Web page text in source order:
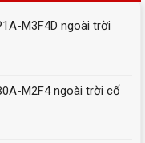
M3F4D ngoài trời
M2F4 ngoài trời cố